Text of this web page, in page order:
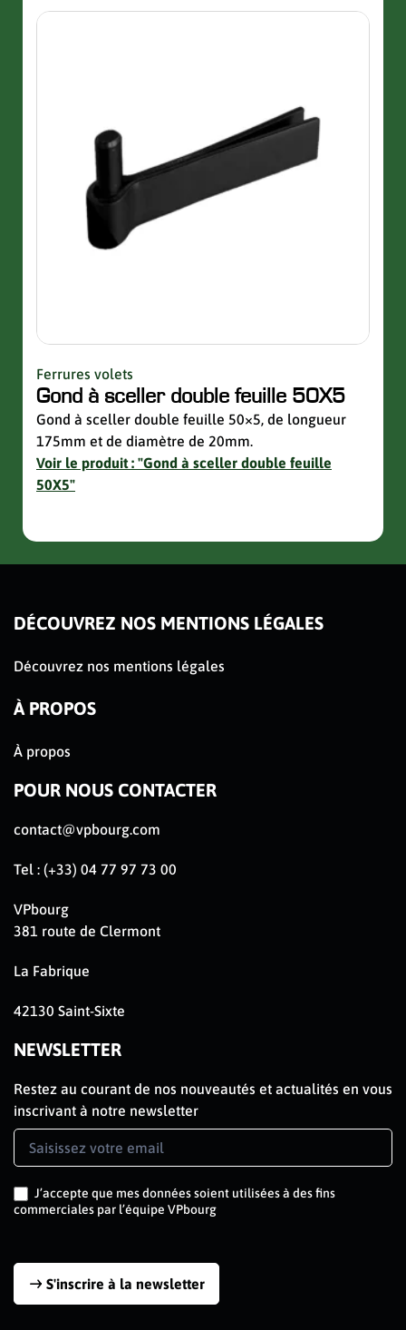
Ferrures volets
Gond à sceller double feuille 50X5
Gond à sceller double feuille 50×5, de longueur
175mm et de diamètre de 20mm.
Voir le produit : "Gond à sceller double feuille
50X5"
DÉCOUVREZ NOS MENTIONS LÉGALES
Découvrez nos mentions légales
À PROPOS
À propos
POUR NOUS CONTACTER
contact@vpbourg.com
Tel : (+33) 04 77 97 73 00
VPbourg
381 route de Clermont
La Fabrique
42130 Saint-Sixte
NEWSLETTER
Restez au courant de nos nouveautés et actualités en vous
inscrivant à notre newsletter
Newsletter
Signup
J’accepte que mes données soient utilisées à des fins
commerciales par l’équipe VPbourg
S'inscrire à la newsletter